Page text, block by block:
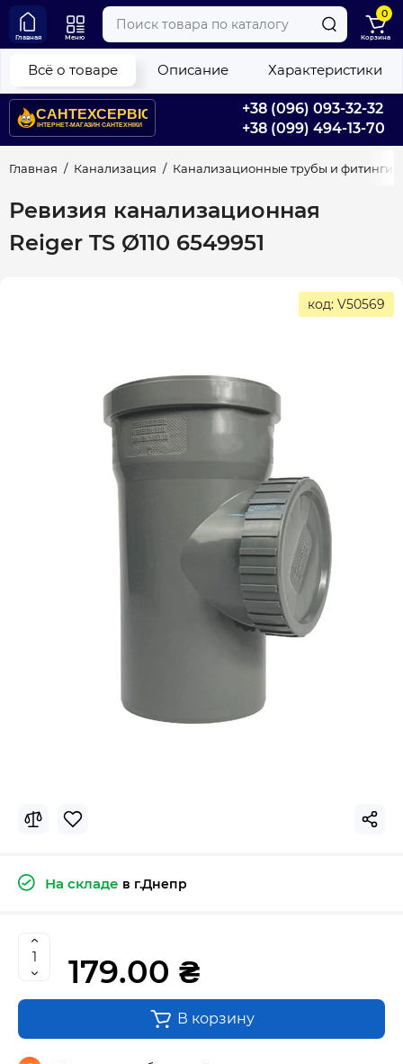
+38 (096) 093-32-32
+38 (099) 494-13-70
Главная Меню
0
Корзина
Главная Канализация Канализационные трубы и фитинги
Ревизия канализационная
Reiger TS Ø110 6549951
Всё о товаре Описание Характеристики
код: V50569
На складе в г.Днепр
179.00 ₴
В корзину